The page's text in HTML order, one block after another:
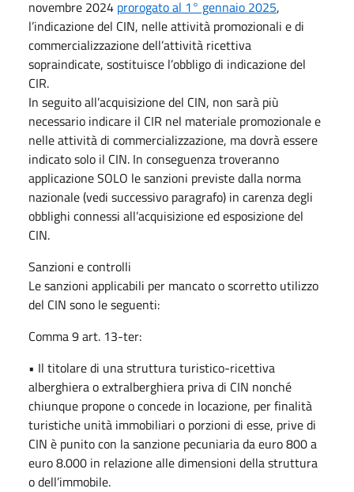
novembre 2024 prorogato al 1° gennaio 2025,
l’indicazione del CIN, nelle attività promozionali e di
commercializzazione dell’attività ricettiva
sopraindicate, sostituisce l’obbligo di indicazione del
CIR.
In seguito all’acquisizione del CIN, non sarà più
necessario indicare il CIR nel materiale promozionale e
nelle attività di commercializzazione, ma dovrà essere
indicato solo il CIN. In conseguenza troveranno
applicazione SOLO le sanzioni previste dalla norma
nazionale (vedi successivo paragrafo) in carenza degli
obblighi connessi all’acquisizione ed esposizione del
CIN.
Sanzioni e controlli
Le sanzioni applicabili per mancato o scorretto utilizzo
del CIN sono le seguenti:
Comma 9 art. 13-ter:
• Il titolare di una struttura turistico-ricettiva
alberghiera o extralberghiera priva di CIN nonché
chiunque propone o concede in locazione, per finalità
turistiche unità immobiliari o porzioni di esse, prive di
CIN è punito con la sanzione pecuniaria da euro 800 a
euro 8.000 in relazione alle dimensioni della struttura
o dell’immobile.